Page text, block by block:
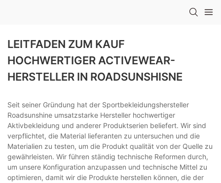
LEITFADEN ZUM KAUF
HOCHWERTIGER ACTIVEWEAR-
HERSTELLER IN ROADSUNSHISNE
Seit seiner Gründung hat der Sportbekleidungshersteller
Roadsunshine umsatzstarke Hersteller hochwertiger
Aktivbekleidung und anderer Produktserien beliefert. Wir sind
verpflichtet, die Material lieferanten zu untersuchen und die
Materialien zu testen, um die Produkt qualität von der Quelle zu
gewährleisten. Wir führen ständig technische Reformen durch,
um unsere Konfiguration anzupassen und technische Mittel zu
optimieren, damit wir die Produkte herstellen können, die der